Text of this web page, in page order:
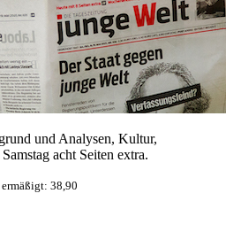
und Analysen, Kultur,
acht Seiten extra.
38,90